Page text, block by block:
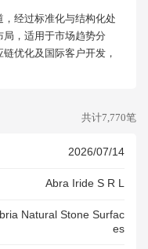
经过标准化与结构化处
，适用于市场趋势分
优化及国际客户开发，
共计7,770笔
2026/07/14
Abra Iride S R L
Natural Stone Surfac
Es